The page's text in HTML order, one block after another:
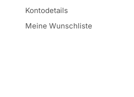
Kontodetails
Meine Wunschliste